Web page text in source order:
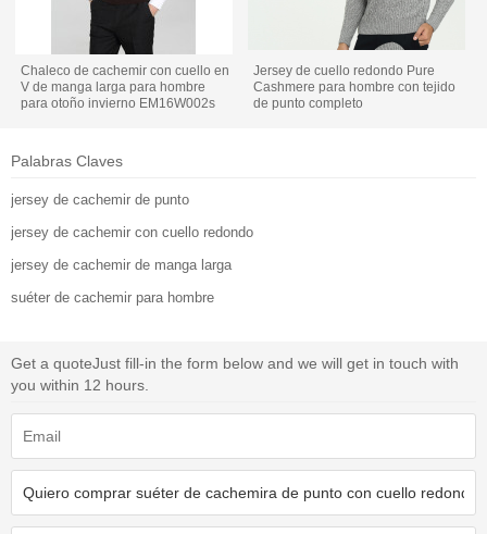
Chaleco de cachemir con cuello en
V de manga larga para hombre
para otoño invierno EM16W002s
Jersey de cuello redondo Pure
Cashmere para hombre con tejido
de punto completo
Palabras Claves
jersey de cachemir de punto
jersey de cachemir con cuello redondo
jersey de cachemir de manga larga
suéter de cachemir para hombre
Get a quoteJust fill-in the form below and we will get in touch with
you within 12 hours.